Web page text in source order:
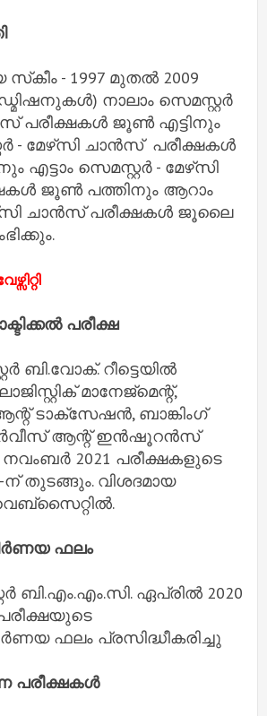
സ്‌കീം - 1997 മുതൽ 2009
നാലാം സെമസ്റ്റർ
പരീക്ഷകൾ ജൂൺ എട്ടിനും
- മേഴ്‌സി ചാൻസ് പരീക്ഷകൾ
സെമസ്റ്റർ - മേഴ്‌സി
ജൂൺ പത്തിനും ആറാം
ചാൻസ് പരീക്ഷകൾ ജൂലൈ
പരീക്ഷ
ബി.വോക്. റീട്ടെയില്‍
മാനേജ്‌മെന്റ്,
ടാക്‌സേഷന്‍, ബാങ്കിംഗ്
ആന്റ് ഇന്‍ഷൂറന്‍സ്
നവംബര്‍ 2021 പരീക്ഷകളുടെ
ന് തുടങ്ങും. വിശദമായ
ഫലം
ബി.എം.എം.സി. ഏപ്രില്‍ 2020
ഫലം പ്രസിദ്ധീകരിച്ചു
പരീക്ഷകൾ